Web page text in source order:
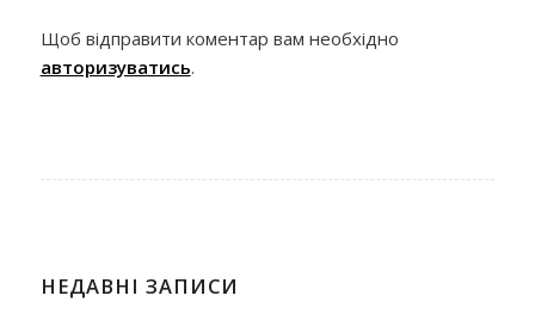
Щоб відправити коментар вам необхідно
авторизуватись.
НЕДАВНІ ЗАПИСИ